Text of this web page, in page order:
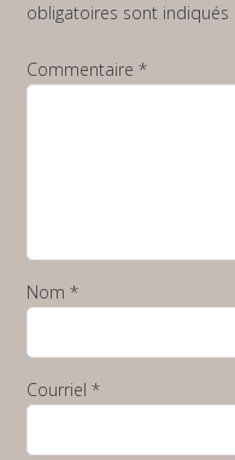
obligatoires sont
Commentaire*
Nom*
Courriel*